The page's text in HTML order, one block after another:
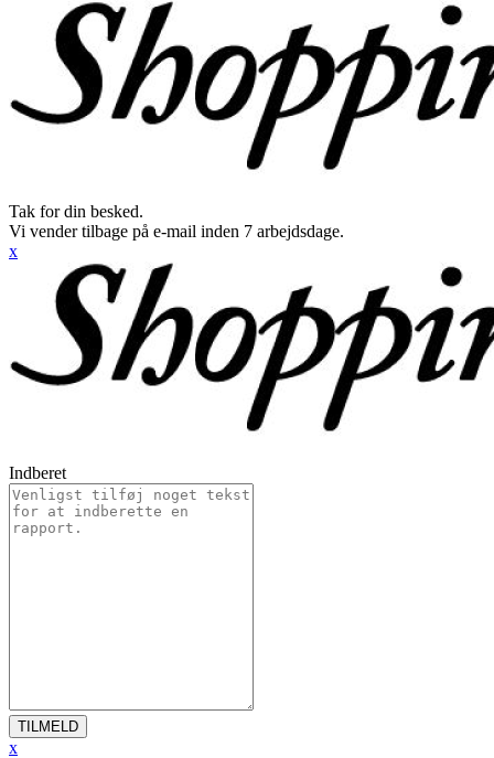
Tak for din besked.
Vi vender tilbage på e-mail inden 7 arbejdsdage.
x
Indberet
TILMELD
x